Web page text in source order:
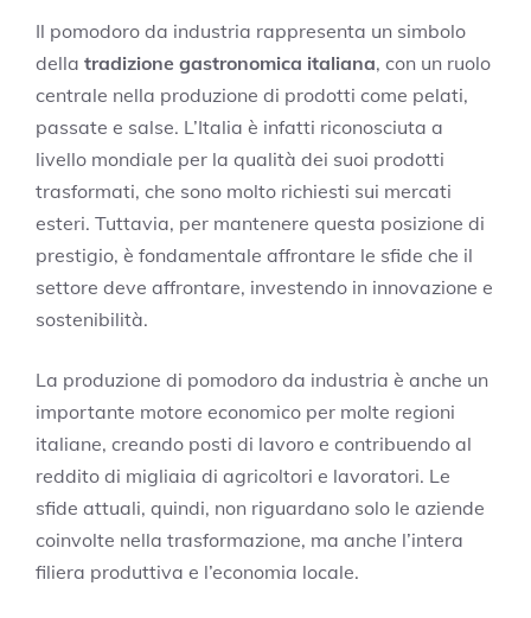
Il pomodoro da industria rappresenta un simbolo
della tradizione gastronomica italiana, con un ruolo
centrale nella produzione di prodotti come pelati,
passate e salse. L’Italia è infatti riconosciuta a
livello mondiale per la qualità dei suoi prodotti
trasformati, che sono molto richiesti sui mercati
esteri. Tuttavia, per mantenere questa posizione di
prestigio, è fondamentale affrontare le sfide che il
settore deve affrontare, investendo in innovazione e
sostenibilità.
La produzione di pomodoro da industria è anche un
importante motore economico per molte regioni
italiane, creando posti di lavoro e contribuendo al
reddito di migliaia di agricoltori e lavoratori. Le
sfide attuali, quindi, non riguardano solo le aziende
coinvolte nella trasformazione, ma anche l’intera
filiera produttiva e l’economia locale.